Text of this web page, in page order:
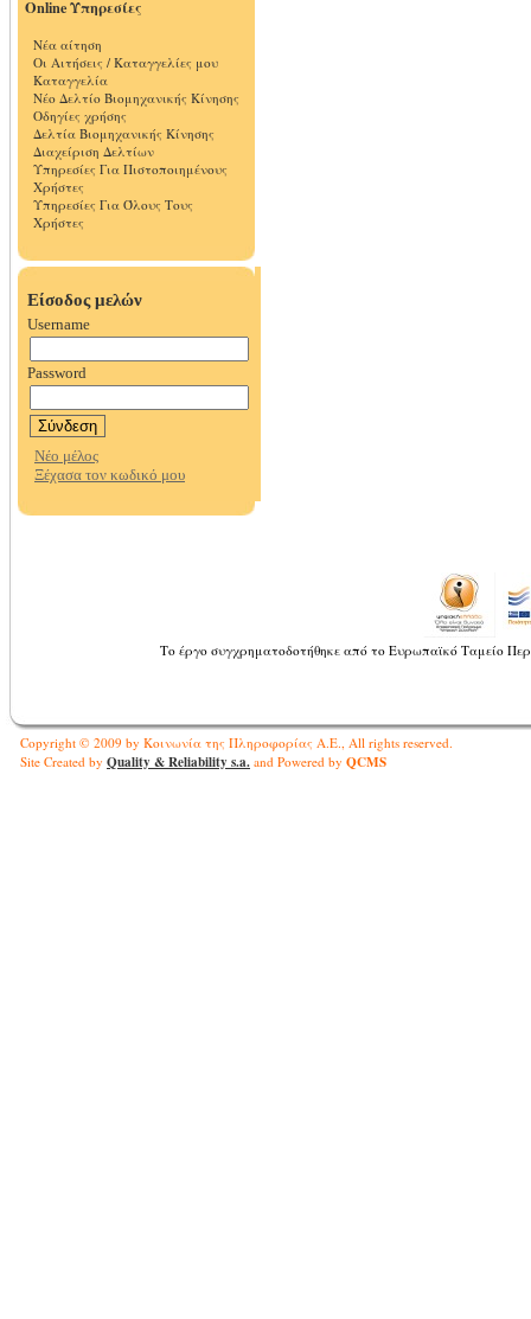
Online Υπηρεσίες
Νέα αίτηση
Οι Αιτήσεις / Καταγγελίες μου
Καταγγελία
Νέο Δελτίο Βιομηχανικής Κίνησης
Οδηγίες χρήσης
Δελτία Βιομηχανικής Κίνησης
Διαχείριση Δελτίων
Υπηρεσίες Για Πιστοποιημένους
Χρήστες
Υπηρεσίες Για Όλους Τους
Χρήστες
Το έργο συγχρηματοδοτήθηκε από το Ευρωπαϊκό Ταμείο
Copyright © 2009 by Κοινωνία της Πληροφορίας Α.Ε., All rights reserved.
Site Created by Quality & Reliability s.a. and Powered by QCMS